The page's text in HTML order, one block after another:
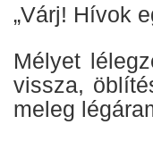
„Várj! Hívok
Mélyet
vissza,
meleg